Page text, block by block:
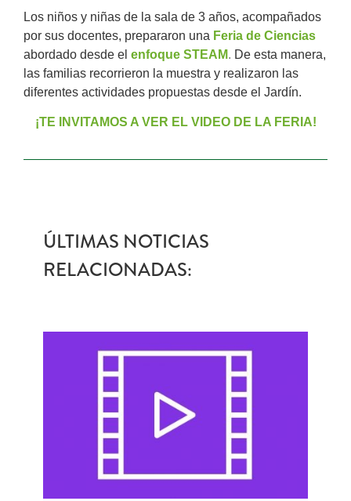
Los niños y niñas de la sala de 3 años, acompañados
por sus docentes, prepararon una Feria de Ciencias
abordado desde el enfoque STEAM. De esta manera,
las familias recorrieron la muestra y realizaron las
diferentes actividades propuestas desde el Jardín.
¡TE INVITAMOS A VER EL VIDEO DE LA FERIA!
ÚLTIMAS NOTICIAS
RELACIONADAS: